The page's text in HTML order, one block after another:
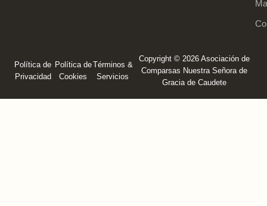
Copyright © 2026 Asociación de
Comparsas Nuestra Señora de
Gracia de Caudete
Política de
Privacidad
Política de
Cookies
Términos &
Servicios